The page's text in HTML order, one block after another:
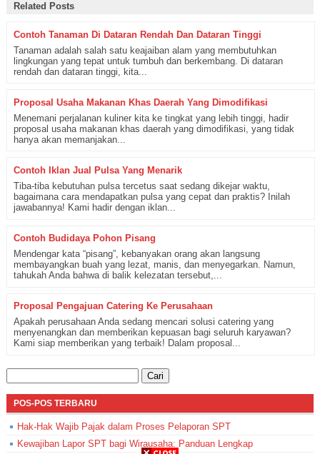
Related Posts
Contoh Tanaman Di Dataran Rendah Dan Dataran Tinggi
Tanaman adalah salah satu keajaiban alam yang membutuhkan
lingkungan yang tepat untuk tumbuh dan berkembang. Di dataran
rendah dan dataran tinggi, kita...
Proposal Usaha Makanan Khas Daerah Yang Dimodifikasi
Menemani perjalanan kuliner kita ke tingkat yang lebih tinggi, hadir
proposal usaha makanan khas daerah yang dimodifikasi, yang tidak
hanya akan memanjakan...
Contoh Iklan Jual Pulsa Yang Menarik
Tiba-tiba kebutuhan pulsa tercetus saat sedang dikejar waktu,
bagaimana cara mendapatkan pulsa yang cepat dan praktis? Inilah
jawabannya! Kami hadir dengan iklan...
Contoh Budidaya Pohon Pisang
Mendengar kata “pisang”, kebanyakan orang akan langsung
membayangkan buah yang lezat, manis, dan menyegarkan. Namun,
tahukah Anda bahwa di balik kelezatan tersebut,...
Proposal Pengajuan Catering Ke Perusahaan
Apakah perusahaan Anda sedang mencari solusi catering yang
menyenangkan dan memberikan kepuasan bagi seluruh karyawan?
Kami siap memberikan yang terbaik! Dalam proposal...
untuk:
POS-POS TERBARU
Hak-Hak Wajib Pajak dalam Proses Pelaporan SPT
Kewajiban Lapor SPT bagi Wirausaha: Panduan Lengkap